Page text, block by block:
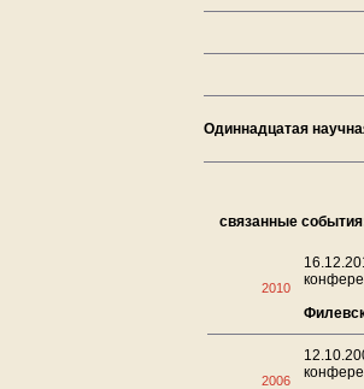
Одиннадцатая
связанные
2010
2006